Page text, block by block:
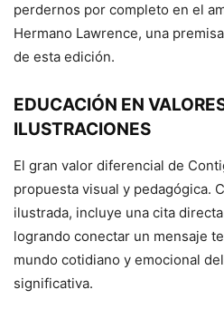
perdernos por completo en el
Hermano Lawrence, una
de esta edición.
EDUCACIÓN EN
ILUSTRACIONES
El gran valor diferencial de
propuesta visual y pedagógica.
ilustrada, incluye una cita
logrando conectar un mensaje
mundo cotidiano y emocional
significativa.